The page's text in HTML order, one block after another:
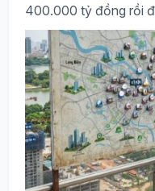
400.000 tỷ đồng rồi